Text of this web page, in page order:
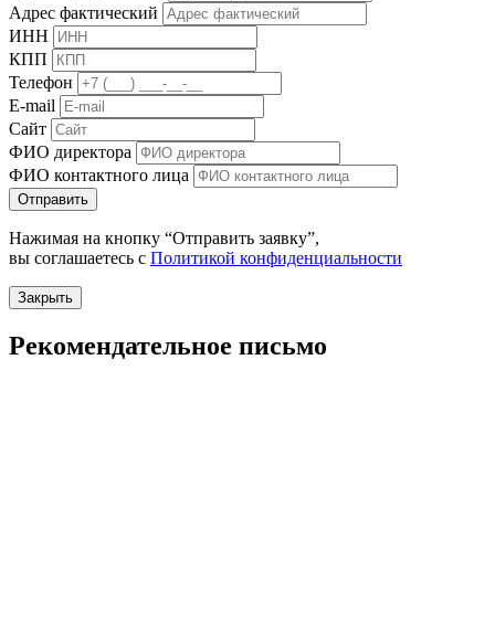
Адрес фактический
ИНН
КПП
Телефон
E-mail
Сайт
ФИО директора
ФИО контактного лица
Отправить
Нажимая на кнопку “Отправить заявку”,
вы соглашаетесь с Политикой конфиденциальности
Закрыть
Рекомендательное письмо